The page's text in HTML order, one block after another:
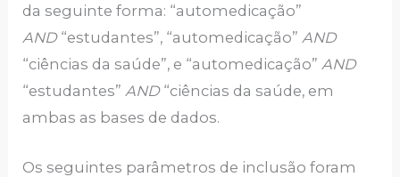
da seguinte forma: “automedicação”
AND“estudantes”, “automedicação” AND
“ciências da saúde”, e “automedicação” AND
“estudantes” AND“ciências da saúde, em
ambas as bases de dados.
Os seguintes parâmetros de inclusão foram